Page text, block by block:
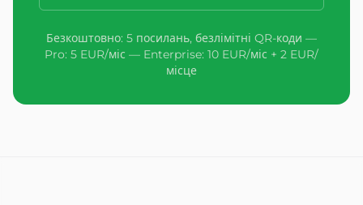
Безкоштовно: 5 посилань, безлімітні QR-коди —
Pro: 5 EUR/міс — Enterprise: 10 EUR/міс + 2 EUR/
місце